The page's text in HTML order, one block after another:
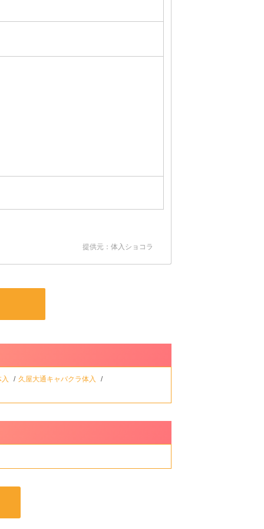
提供元：体入ショコラ
久屋大通キャバクラ体入